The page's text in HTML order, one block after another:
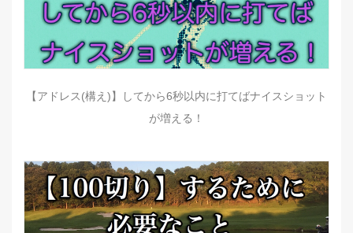
【アドレス(構え)】してから6秒以内に打てばナイスショット
が増える！